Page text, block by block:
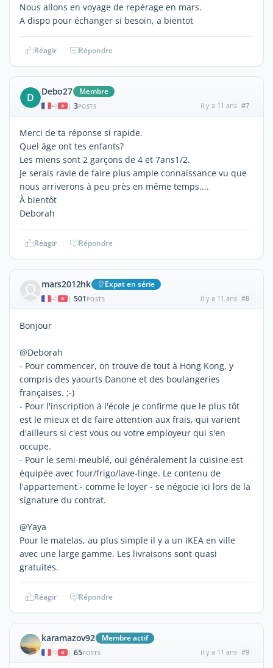
Nous allons en voyage de repérage en mars.
A dispo pour échanger si besoin, a bientot
Réagir Répondre
D Debo27 Membre
| 3POSTS il y a 11 ans #7
Merci de ta réponse si rapide.
Quel âge ont tes enfants?
Les miens sont 2 garçons de 4 et 7ans1/2.
Je serais ravie de faire plus ample connaissance vu que
nous arriverons à peu près en même temps....
À bientôt
Deborah
Réagir Répondre
mars2012hk Expat en série
| 501 POSTS il y a 11 ans #8
Bonjour
@Deborah
- Pour commencer, on trouve de tout à Hong Kong, y
compris des yaourts Danone et des boulangeries
françaises. ;-)
- Pour l'inscription à l'école je confirme que le plus tôt
est le mieux et de faire attention aux frais, qui varient
d'ailleurs si c'est vous ou votre employeur qui s'en
occupe.
- Pour le semi-meublé, oui généralement la cuisine est
équipée avec four/frigo/lave-linge. Le contenu de
l'appartement - comme le loyer - se négocie ici lors de la
signature du contrat.
@Yaya
Pour le matelas, au plus simple il y a un IKEA en ville
avec une large gamme. Les livraisons sont quasi
gratuites.
Réagir Répondre
karamazov92 Membre actif
| 65POSTS il y a 11 ans #9